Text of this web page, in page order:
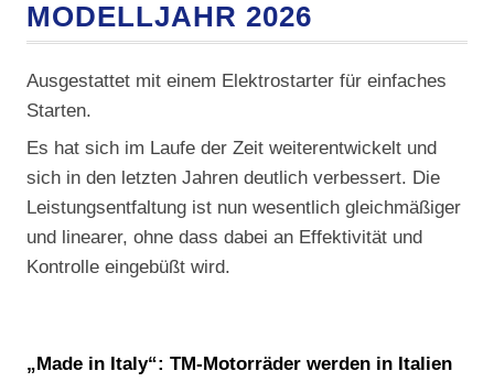
MODELLJAHR 2026
Ausgestattet mit einem Elektrostarter für einfaches
Starten.
Es hat sich im Laufe der Zeit weiterentwickelt und
sich in den letzten Jahren deutlich verbessert. Die
Leistungsentfaltung ist nun wesentlich gleichmäßiger
und linearer, ohne dass dabei an Effektivität und
Kontrolle eingebüßt wird.
„Made in Italy“: TM-Motorräder werden in Italien